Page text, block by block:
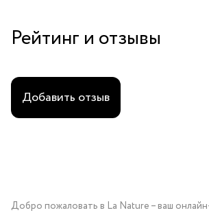
Рейтинг и отзывы
Добавить отзыв
Добро пожаловать в La Nature – ваш